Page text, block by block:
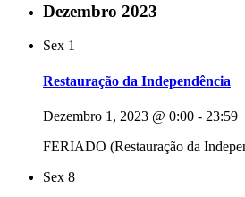
Dezembro 2023
Sex 1
Restauração da Independência
Dezembro 1, 2023 @ 0:00 - 23:59
FERIADO (Restauração da
Sex 8